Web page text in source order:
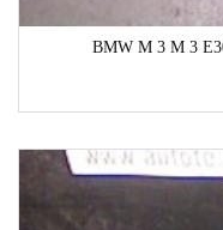
BMW M 3 M 3